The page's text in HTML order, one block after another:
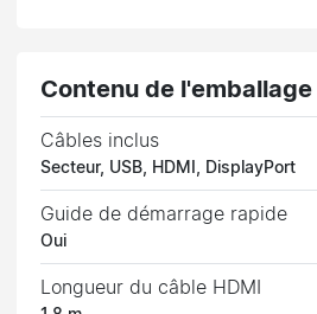
Contenu de l'emballage
Câbles inclus
Secteur, USB, HDMI, DisplayPort
Guide de démarrage rapide
Oui
Longueur du câble HDMI